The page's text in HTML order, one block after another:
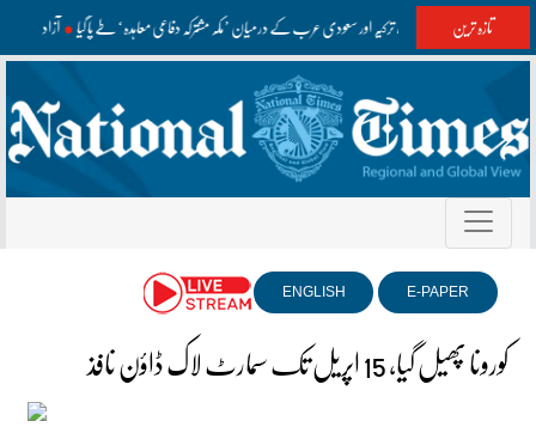
تازہ ترین پاکستان، ترکیہ اور سعودی عرب کے درمیان ’مکہ مشترکہ دفاعی معاہدہ‘ طے پا گیا آزاد
E-PAPER
ENGLISH
کورونا پھیل گیا، 15 اپریل تک سمارٹ لاک ڈاؤن نافذ